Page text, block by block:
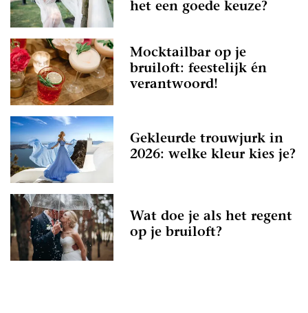
het een goede keuze?
Mocktailbar op je
bruiloft: feestelijk én
verantwoord!
Gekleurde trouwjurk in
2026: welke kleur kies je?
Wat doe je als het regent
op je bruiloft?